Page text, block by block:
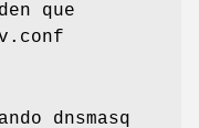
que
dnsmasq